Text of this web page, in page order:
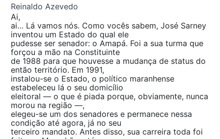
Reinaldo Azevedo
Ai,
ai… Lá vamos nós. Como vocês sabem, José Sarney
inventou um Estado do qual ele
pudesse ser senador: o Amapá. Foi a sua turma que
forçou a mão na Constituinte
de 1988 para que houvesse a mudança de status do
então território. Em 1991,
instalou-se o Estado, o político maranhense
estabeleceu lá o seu domicílio
eleitoral — o que é piada porque, obviamente, nunca
morou na região —,
elegeu-se um dos senadores e permanece nessa
condição até agora, já no seu
terceiro mandato. Antes disso, sua carreira toda foi